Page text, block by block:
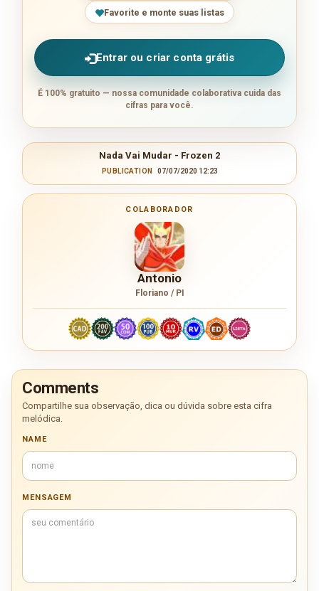
Favorite e monte suas listas
Entrar ou criar conta grátis
É 100% gratuito — nossa comunidade colaborativa cuida das
cifras para você.
Nada Vai Mudar - Frozen 2
PUBLICATION 07/07/2020 12:23
COLABORADOR
Antonio
Floriano / PI
Comments
Compartilhe sua observação, dica ou dúvida sobre esta cifra
melódica.
NAME
MENSAGEM